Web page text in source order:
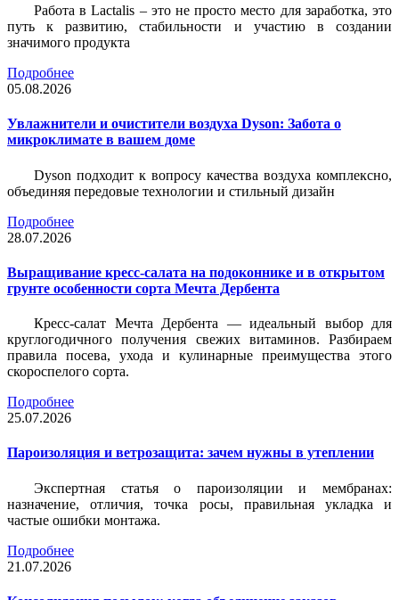
Работа в Lactalis – это не просто место для заработка, это
путь к развитию, стабильности и участию в создании
значимого продукта
Подробнее
05.08.2026
Увлажнители и очистители воздуха Dyson: Забота о
микроклимате в вашем доме
Dyson подходит к вопросу качества воздуха комплексно,
объединяя передовые технологии и стильный дизайн
Подробнее
28.07.2026
Выращивание кресс-салата на подоконнике и в открытом
грунте особенности сорта Мечта Дербента
Кресс-салат Мечта Дербента — идеальный выбор для
круглогодичного получения свежих витаминов. Разбираем
правила посева, ухода и кулинарные преимущества этого
скороспелого сорта.
Подробнее
25.07.2026
Пароизоляция и ветрозащита: зачем нужны в утеплении
Экспертная статья о пароизоляции и мембранах:
назначение, отличия, точка росы, правильная укладка и
частые ошибки монтажа.
Подробнее
21.07.2026